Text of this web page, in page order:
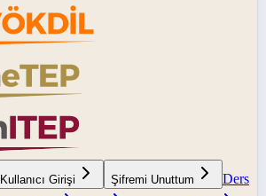
Kullanıcı Girişi Şifremi Unuttum
Ders